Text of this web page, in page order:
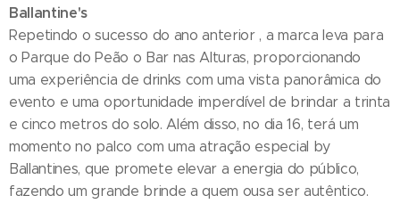
Ballantine's
Repetindo o sucesso do ano anterior , a marca leva para
o Parque do Peão o Bar nas Alturas, proporcionando
uma experiência de drinks com uma vista panorâmica do
evento e uma oportunidade imperdível de brindar a trinta
e cinco metros do solo. Além disso, no dia 16, terá um
momento no palco com uma atração especial by
Ballantines, que promete elevar a energia do público,
fazendo um grande brinde a quem ousa ser autêntico.